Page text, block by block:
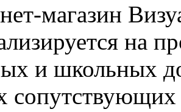
магазин
на
и школьных
сопутствующих